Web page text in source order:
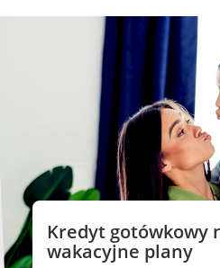
Kredyt gotówkowy
wakacyjne plany